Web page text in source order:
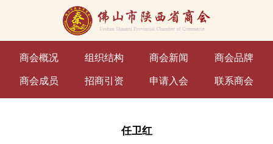
商会概况 组织结构 商会新闻 商会品牌
商会成员 招商引资 申请入会 联系商会
任卫红